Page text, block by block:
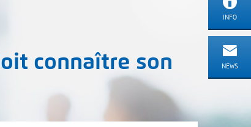
connaître son
INFO
NEWS